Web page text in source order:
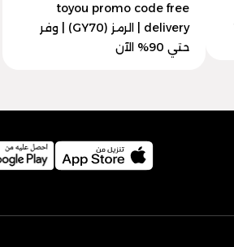
toyou promo code free
delivery | الرمز (GY70) | وفر
حتي 90% الآن